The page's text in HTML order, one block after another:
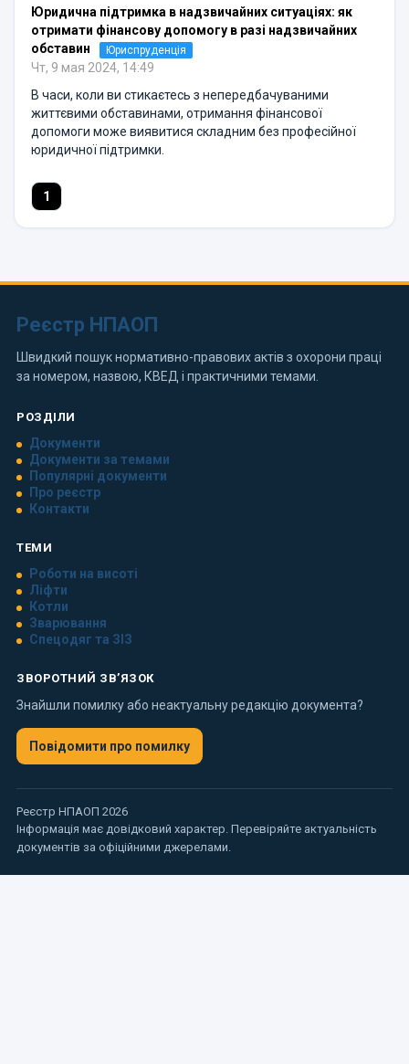
Юридична підтримка в надзвичайних ситуаціях: як
отримати фінансову допомогу в разі надзвичайних
обставин
Юриспруденція
Чт, 9 мая 2024, 14:49
В часи, коли ви стикаєтесь з непередбачуваними
життєвими обставинами, отримання фінансової
допомоги може виявитися складним без професійної
юридичної підтримки.
1
Реєстр НПАОП
Швидкий пошук нормативно-правових актів з охорони праці
за номером, назвою, КВЕД і практичними темами.
РОЗДІЛИ
Документи
Документи за темами
Популярні документи
Про реєстр
Контакти
ТЕМИ
Роботи на висоті
Ліфти
Котли
Зварювання
Спецодяг та ЗІЗ
ЗВОРОТНИЙ ЗВ’ЯЗОК
Знайшли помилку або неактуальну редакцію документа?
Повідомити про помилку
Реєстр НПАОП 2026
Інформація має довідковий характер. Перевіряйте актуальність
документів за офіційними джерелами.